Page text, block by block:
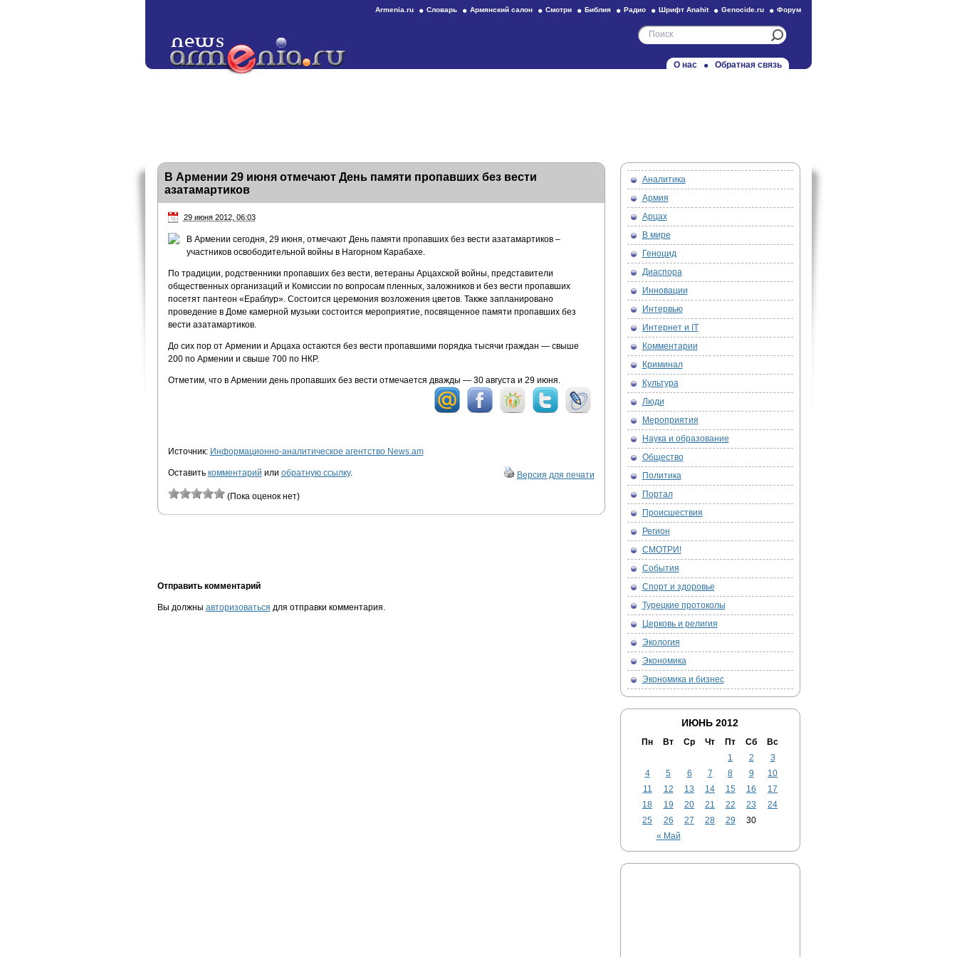
Armenia.ru Словарь Армянский салон Смотри Библия Радио Шрифт Anahit Genocide.ru Форум
О нас Обратная связь
В Армении 29 июня отмечают День памяти пропавших без вести
азатамартиков
29 июня 2012, 06:03
В Армении сегодня, 29 июня, отмечают День памяти пропавших без вести азатамартиков –
участников освободительной войны в Нагорном Карабахе.
По традиции, родственники пропавших без вести, ветераны Арцахской войны, представители
общественных организаций и Комиссии по вопросам пленных, заложников и без вести пропавших
посетят пантеон «Ераблур». Состоится церемония возложения цветов. Также запланировано
проведение в Доме камерной музыки состоится мероприятие, посвященное памяти пропавших без
вести азатамартиков.
До сих пор от Армении и Арцаха остаются без вести пропавшими порядка тысячи граждан — свыше
200 по Армении и свыше 700 по НКР.
Отметим, что в Армении день пропавших без вести отмечается дважды — 30 августа и 29 июня.
Источник: Информационно-аналитическое агентство News.am
Оставить комментарий или обратную ссылку. Версия для печати
(Пока оценок нет)
Отправить комментарий
Вы должны авторизоваться для отправки комментария.
Аналитика
Армия
Арцах
В мире
Геноцид
Диаспора
Инновации
Интервью
Интернет и IT
Комментарии
Криминал
Культура
Люди
Мероприятия
Наука и образование
Общество
Политика
Портал
Происшествия
Регион
СМОТРИ!
События
Спорт и здоровье
Турецкие протоколы
Церковь и религия
Экология
Экономика
Экономика и бизнес
ИЮНЬ 2012
Пн Вт Ср Чт Пт Сб Вс
« Май
1 2
3
4
5 6 7 8 9
10
11
12 13 14 15 16
17
18
19 20 21 22 23
24
25
26 27 28 29 30